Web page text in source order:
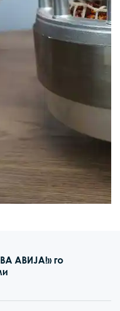
АВИЈА!» го